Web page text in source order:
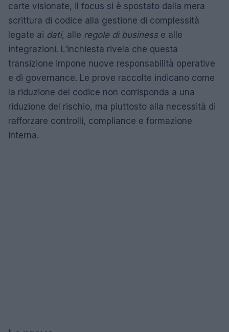
carte visionate, il focus si è spostato dalla mera
scrittura di codice alla gestione di complessità
legate ai dati, alle regole di businesse alle
integrazioni. L’inchiesta rivela che questa
transizione impone nuove responsabilità operative
e di governance. Le prove raccolte indicano come
la riduzione del codice non corrisponda a una
riduzione del rischio, ma piuttosto alla necessità di
rafforzare controlli, compliance e formazione
interna.